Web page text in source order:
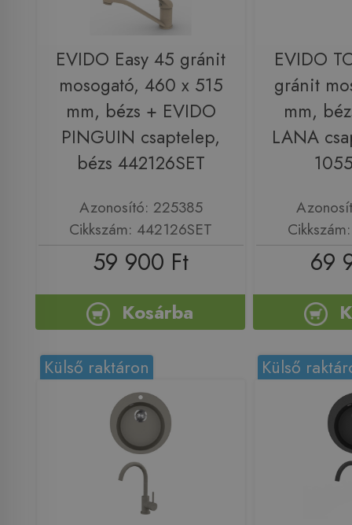
EVIDO Easy 45 gránit
mosogató, 460 x 515
mm, bézs + EVIDO
PINGUIN csaptelep,
bézs 442126SET
Azonosító: 225385
Cikkszám: 442126SET
59 900 Ft
Kosárba
EVIDO
gránit
mm,
LANA
69
Külső raktáron Külső